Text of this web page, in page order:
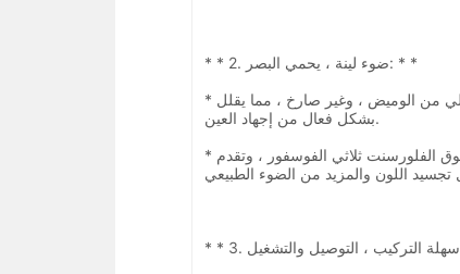
* * 2. ضوء لينة ، يحمي البصر: * *
* الضوء موحد وناعم ، خالي من الوميض ، وغير صارخ ، مما يقلل
بشكل فعال من إجهاد العين.
* بعض المنتجات تستخدم مسحوق الفلورسنت ثلاثي الفوسفور ، وتقدم